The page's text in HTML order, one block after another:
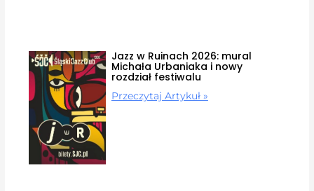
Jazz w Ruinach 2026: mural
Michała Urbaniaka i nowy
rozdział festiwalu
Przeczytaj Artykuł »